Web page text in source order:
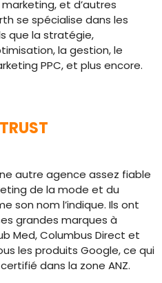
et d’autres
se spécialise dans les
que la stratégie,
la gestion, le
PPC, et plus encore.
autre agence assez fiable
de la mode et du
son nom l’indique. Ils ont
grandes marques à
Med, Columbus Direct et
les produits Google, ce qui
dans la zone ANZ.